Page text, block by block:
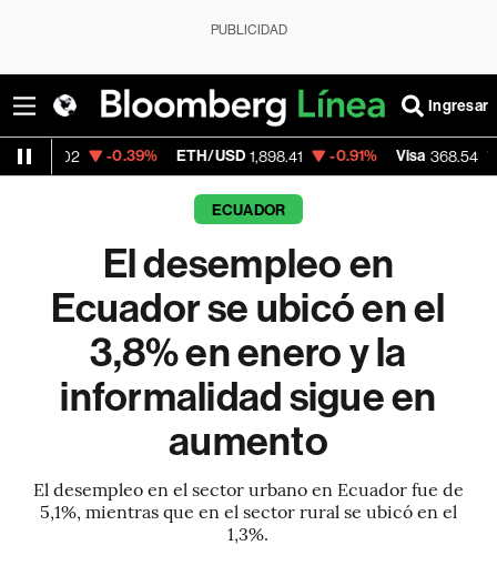
PUBLICIDAD
Ingresar
ETH/USD 1,898.41 -0.91% Visa 368.54 -0.28%
ECUADOR
El desempleo en
Ecuador se ubicó en el
3,8% en enero y la
informalidad sigue en
aumento
El desempleo en el sector urbano en Ecuador fue de
5,1%, mientras que en el sector rural se ubicó en el
1,3%.